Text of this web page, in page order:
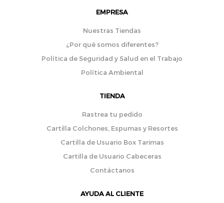
EMPRESA
Nuestras Tiendas
¿Por qué somos diferentes?
Política de Seguridad y Salud en el Trabajo
Política Ambiental
TIENDA
Rastrea tu pedido
Cartilla Colchones, Espumas y Resortes
Cartilla de Usuario Box Tarimas
Cartilla de Usuario Cabeceras
Contáctanos
AYUDA AL CLIENTE